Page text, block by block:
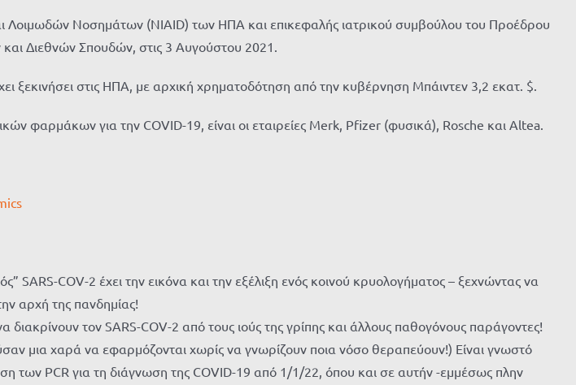
Λοιμωδών Νοσημάτων (NIAID) των ΗΠΑ και επικεφαλής ιατρικού συμβούλου του Προέδρου
Διεθνών Σπουδών, στις 3 Αυγούστου 2021.
ξεκινήσει στις ΗΠΑ, με αρχική χρηματοδότηση από την κυβέρνηση Μπάιντεν 3,2 εκατ. $.
φαρμάκων για την COVID-19, είναι οι εταιρείες Merk, Pfizer (φυσικά), Rosche και Altea.
COV-2 έχει την εικόνα και την εξέλιξη ενός κοινού κρυολογήματος – ξεχνώντας να
αρχή της πανδημίας!
διακρίνουν τον SARS-COV-2 από τους ιούς της γρίπης και άλλους παθογόνους παράγοντες!
μια χαρά να εφαρμόζονται χωρίς να γνωρίζουν ποια νόσο θεραπεύουν!) Είναι γνωστό
των PCR για τη διάγνωση της COVID-19 από 1/1/22, όπου και σε αυτήν -εμμέσως πλην